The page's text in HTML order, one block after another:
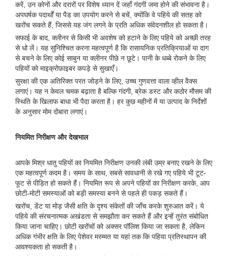
करें, उन कोनों और दरारों पर विशेष ध्यान दें जहाँ गंदगी जमा होने की संभावना है।
अपघर्षक पदार्थों या पैड का उपयोग करने से बचें, क्योंकि वे पहिये की सतह को
खरोंच सकते हैं, जिससे यह जंग लगने के प्रति अधिक संवेदनशील हो सकता है।
सफाई के बाद, क्लीनर से किसी भी अवशेष को हटाने के लिए पहिये को अच्छी तरह
से धो लें। यह सुनिश्चित करना महत्वपूर्ण है कि रासायनिक प्रतिक्रियाओं या दाग
से बचने के लिए कोई साबुन या क्लीनर पीछे न छूटे। पानी के धब्बे रोकने के लिए
पहियों को माइक्रोफ़ाइबर कपड़े से सुखाएँ।
सुरक्षा की एक अतिरिक्त परत जोड़ने के लिए, उच्च गुणवत्ता वाला व्हील वैक्स
लगाएं। यह न केवल चमक बढ़ाता है बल्कि गंदगी, ब्रेक डस्ट और कठोर मौसम की
स्थिति के खिलाफ बाधा भी पैदा करता है। हर कुछ महीनों में या उत्पाद के निर्देशों
के अनुसार मोम दोबारा लगाएं।
नियमित निरीक्षण और देखभाल
आपके मिश्र धातु पहियों का नियमित निरीक्षण उनकी लंबी उम्र बनाए रखने के लिए
एक महत्वपूर्ण कदम है। समय के साथ, सबसे सावधानी से रखे गए पहिये भी टूट-
फूट से पीड़ित हो सकते हैं। नियमित रूप से अपने पहियों का निरीक्षण करके, आप
छोटी-मोटी समस्याओं को बड़ी समस्या बनने से पहले ही पकड़ सकते हैं।
खरोंच, डेंट या मोड़ जैसी क्षति के दृश्य संकेतों की जाँच करके शुरुआत करें। ये
पहिये की संरचनात्मक अखंडता से समझौता कर सकते हैं और इन्हें तुरंत संबोधित
किया जाना चाहिए। छोटी खरोंचों को अक्सर पॉलिश किया जा सकता है, लेकिन
अधिक गंभीर क्षति के लिए पेशेवर मरम्मत या यहां तक ​​कि पहिया प्रतिस्थापन की
आवश्यकता हो सकती है।